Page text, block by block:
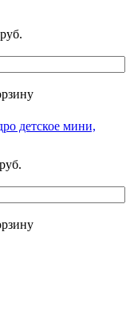
руб.
детское мини,
руб.